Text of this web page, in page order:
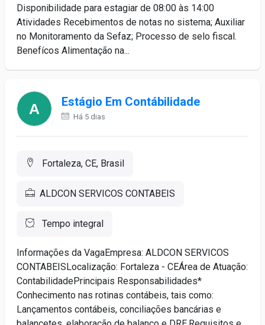
Disponibilidade para estagiar de 08:00 às 14:00
Atividades Recebimentos de notas no sistema; Auxiliar
no Monitoramento da Sefaz; Processo de selo fiscal.
Benefícos Alimentação na...
Estágio Em Contábilidade
Há 5 dias
Fortaleza, CE, Brasil
ALDCON SERVICOS CONTABEIS
Tempo integral
Informações da VagaEmpresa: ALDCON SERVICOS
CONTABEISLocalização: Fortaleza - CEÁrea de Atuação:
ContabilidadePrincipais Responsabilidades*
Conhecimento nas rotinas contábeis, tais como:
Lançamentos contábeis, conciliações bancárias e